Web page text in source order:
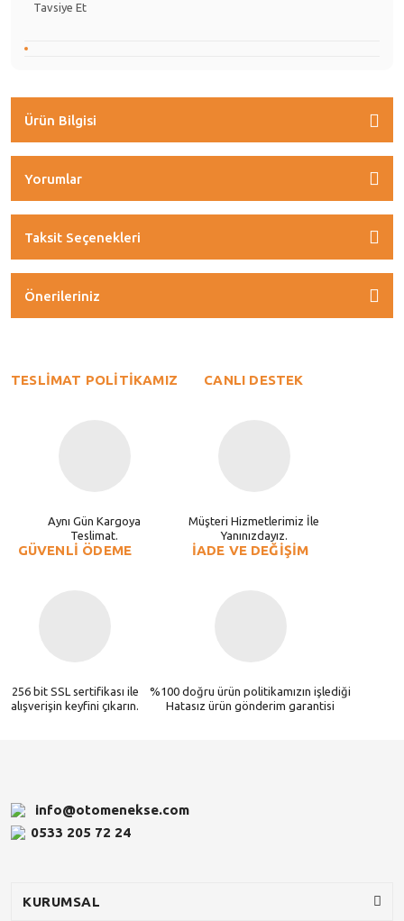
Tavsiye Et
Ürün Bilgisi
Yorumlar
Taksit Seçenekleri
Önerileriniz
TESLİMAT POLİTİKAMIZ
Aynı Gün Kargoya
Teslimat.
CANLI DESTEK
Müşteri Hizmetlerimiz İle
Yanınızdayız.
GÜVENLİ ÖDEME
256 bit SSL sertifikası ile
alışverişin keyfini çıkarın.
İADE VE DEĞİŞİM
%100 doğru ürün politikamızın işlediği
Hatasız ürün gönderim garantisi
info@otomenekse.com
0533 205 72 24
KURUMSAL